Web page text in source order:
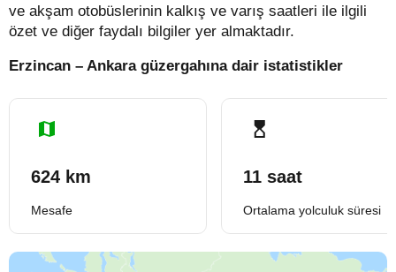
ve akşam otobüslerinin kalkış ve varış saatleri ile ilgili
özet ve diğer faydalı bilgiler yer almaktadır.
Erzincan – Ankara güzergahına dair istatistikler
624 km
Mesafe
11 saat
Ortalama yolculuk süresi